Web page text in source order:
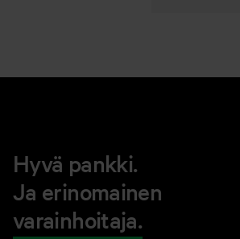
Hyvä pankki.
Ja erinomainen
varainhoitaja.